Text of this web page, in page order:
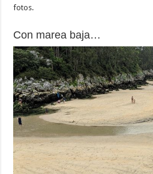
fotos.
Con marea baja…